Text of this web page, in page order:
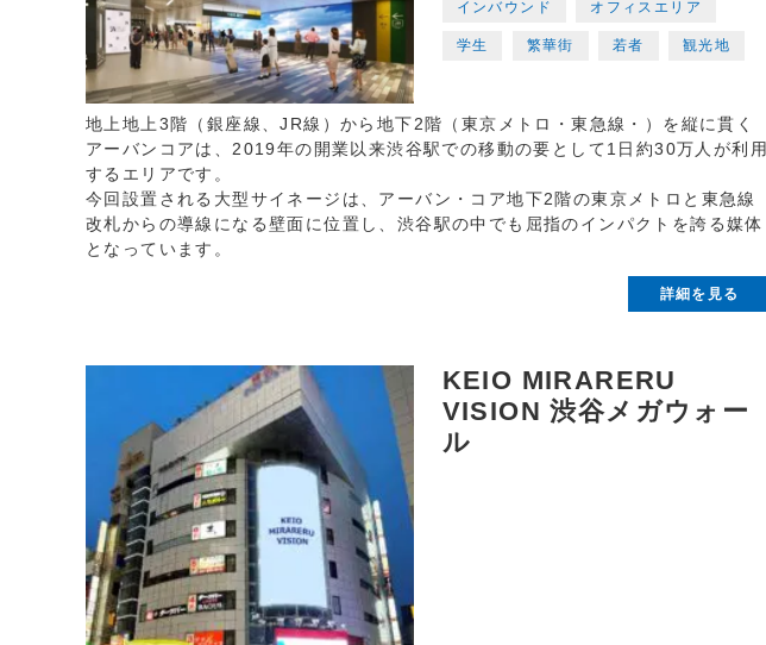
インバウンド オフィスエリア
学生 繁華街 若者 観光地
地上地上3階（銀座線、JR線）から地下2階（東京メトロ・東急線・）を縦に貫く
アーバンコアは、2019年の開業以来渋谷駅での移動の要として1日約30万人が利用
するエリアです。
今回設置される大型サイネージは、アーバン・コア地下2階の東京メトロと東急線
改札からの導線になる壁面に位置し、渋谷駅の中でも屈指のインパクトを誇る媒体
となっています。
詳細を見る
KEIO MIRARERU
VISION 渋谷メガウォー
ル